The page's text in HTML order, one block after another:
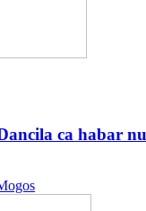
ca habar